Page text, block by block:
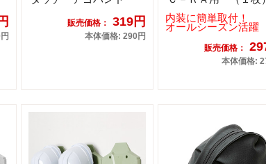
販売価格： 319円
本体価格: 290円
内装に簡単取付！
オールシーズン活躍
販売価格：
本体価格: